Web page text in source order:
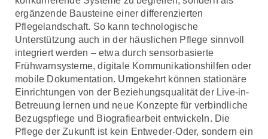
ergänzende Bausteine einer differenzierten
Pflegelandschaft. So kann technologische
Unterstützung auch in der häuslichen Pflege sinnvoll
integriert werden – etwa durch sensorbasierte
Frühwarnsysteme, digitale Kommunikationshilfen oder
mobile Dokumentation. Umgekehrt können stationäre
Einrichtungen von der Beziehungsqualität der Live-in-
Betreuung lernen und neue Konzepte für verbindliche
Bezugspflege und Biografiearbeit entwickeln. Die
Pflege der Zukunft ist kein Entweder-Oder, sondern ein